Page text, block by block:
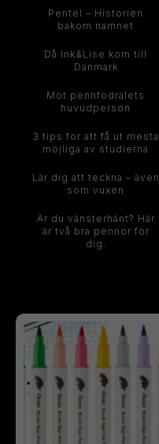
Pentel – Historien
bakom namnet
Då Ink&Lise kom till
Danmark
Möt pennfodralets
huvudperson
3 tips för att få ut mesta
möjliga av studierna
Lär dig att teckna – även
som vuxen
Är du vänsterhänt? Här
är två bra pennor för
dig.